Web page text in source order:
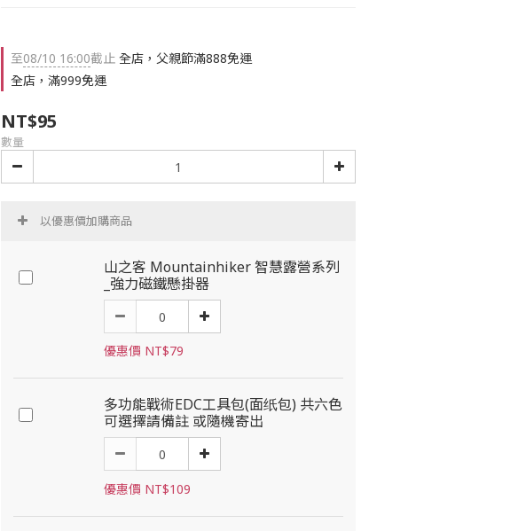
至08/10 16:00截止全店，父親節滿888免運
全店，滿999免運
NT$95
數量
以優惠價加購商品
山之客 Mountainhiker 智慧露營系列
_強力磁鐵懸掛器
優惠價 NT$79
多功能戰術EDC工具包(面纸包) 共六色
可選擇請備註 或隨機寄出
優惠價 NT$109